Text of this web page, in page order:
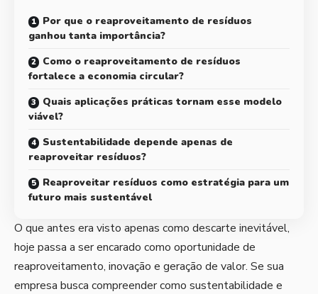
Por que o reaproveitamento de resíduos
ganhou tanta importância?
Como o reaproveitamento de resíduos
fortalece a economia circular?
Quais aplicações práticas tornam esse modelo
viável?
Sustentabilidade depende apenas de
reaproveitar resíduos?
Reaproveitar resíduos como estratégia para um
futuro mais sustentável
O que antes era visto apenas como descarte inevitável,
hoje passa a ser encarado como oportunidade de
reaproveitamento, inovação e geração de valor. Se sua
empresa busca compreender como sustentabilidade e